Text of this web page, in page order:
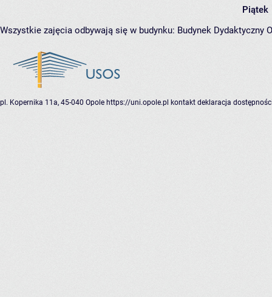
Piątek
Wszystkie zajęcia odbywają się w budynku: Budynek Dydaktyczny
pl. Kopernika 11a, 45-040 Opole https://uni.opole.pl kontakt deklaracja